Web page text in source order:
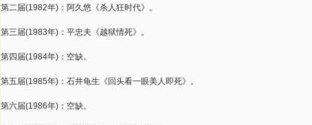
第二届(1982年)：阿久悠《杀人狂时代》。
第三届(1983年)：平忠夫《越狱情死》。
第四届(1984年)：空缺。
第五届(1985年)：石井龟生《回头看一眼美人即死》。
第六届(1986年)：空缺。